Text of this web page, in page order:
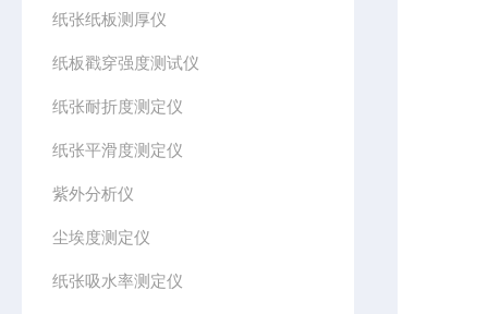
纸张纸板测厚仪
纸板戳穿强度测试仪
纸张耐折度测定仪
纸张平滑度测定仪
紫外分析仪
尘埃度测定仪
纸张吸水率测定仪